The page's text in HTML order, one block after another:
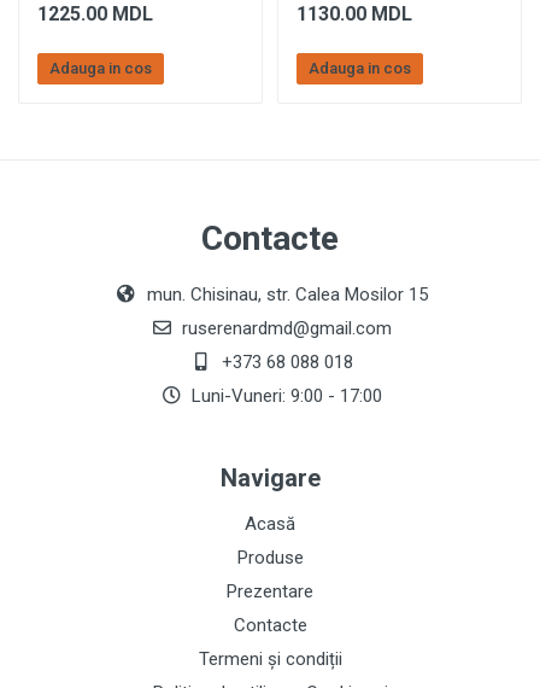
1225.00 MDL
Adauga in cos
1130.00 MDL
Adauga in cos
Contacte
mun. Chisinau, str. Calea Mosilor 15
ruserenardmd@gmail.com
+373 68 088 018
Luni-Vuneri: 9:00 - 17:00
Navigare
Acasă
Produse
Prezentare
Contacte
Termeni și condiții